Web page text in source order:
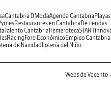
Cantabria DModaAgenda Cantabria Playas
Restaurantes en Cantabria De tiendas
Talento Cantabria Hemeroteca
Racing Foro Económico Empleo Cantabria
de Navidad Lotería del Niño
Webs de Vocento